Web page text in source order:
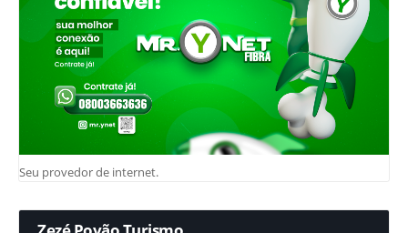
Seu provedor de internet.